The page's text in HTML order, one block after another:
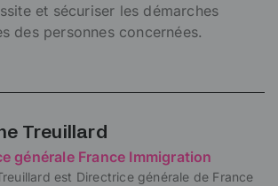
et sécuriser les démarches
des personnes concernées.
Treuillard
générale France Immigration
est Directrice générale de France